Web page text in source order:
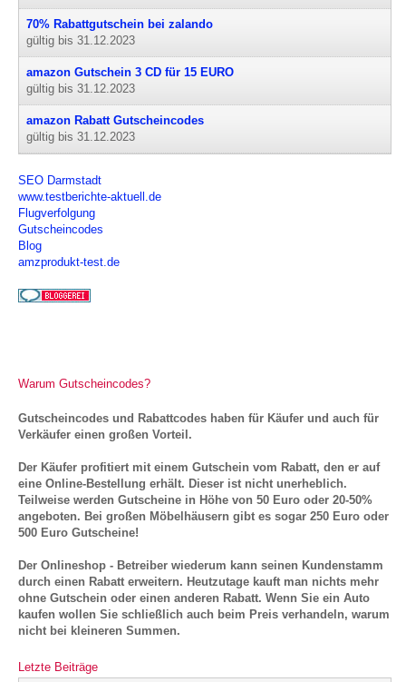
70% Rabattgutschein bei zalando
gültig bis 31.12.2023
amazon Gutschein 3 CD für 15 EURO
gültig bis 31.12.2023
amazon Rabatt Gutscheincodes
gültig bis 31.12.2023
SEO Darmstadt
www.testberichte-aktuell.de
Flugverfolgung
Gutscheincodes
Blog
amzprodukt-test.de
Warum Gutscheincodes?
Gutscheincodes und Rabattcodes haben für Käufer und auch für
Verkäufer einen großen Vorteil.
Der Käufer profitiert mit einem Gutschein vom Rabatt, den er auf
eine Online-Bestellung erhält. Dieser ist nicht unerheblich.
Teilweise werden Gutscheine in Höhe von 50 Euro oder 20-50%
angeboten. Bei großen Möbelhäusern gibt es sogar 250 Euro oder
500 Euro Gutscheine!
Der Onlineshop - Betreiber wiederum kann seinen Kundenstamm
durch einen Rabatt erweitern. Heutzutage kauft man nichts mehr
ohne Gutschein oder einen anderen Rabatt. Wenn Sie ein Auto
kaufen wollen Sie schließlich auch beim Preis verhandeln, warum
nicht bei kleineren Summen.
Letzte Beiträge